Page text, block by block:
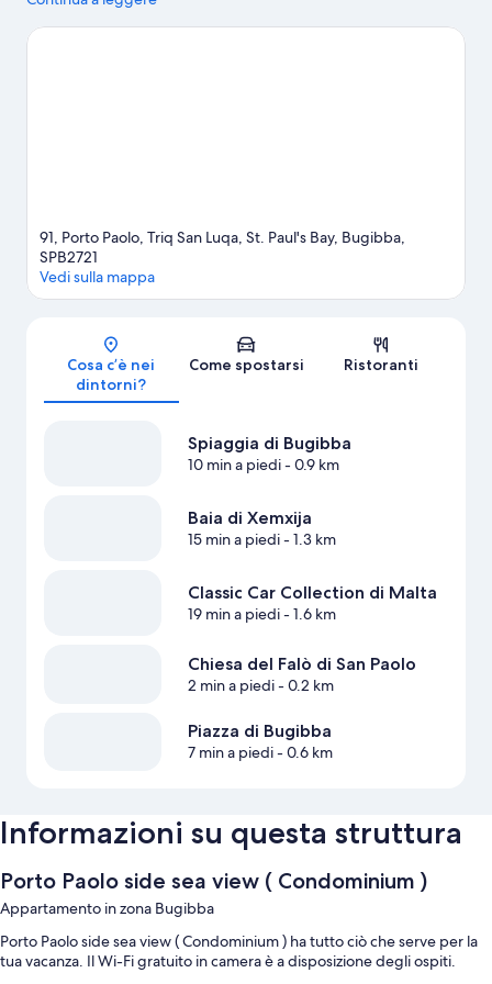
Parisio e giardini e Giardini di San Anton meritano una visita.
91, Porto Paolo, Triq San Luqa, St. Paul's Bay, Bugibba,
SPB2721
Vedi sulla mappa
Cosa c’è nei
dintorni?
Come spostarsi Ristoranti
Spiaggia di Bugibba
10 min a piedi- 0.9 km
Baia di Xemxija
15 min a piedi- 1.3 km
Classic Car Collection di Malta
19 min a piedi- 1.6 km
Chiesa del Falò di San Paolo
2 min a piedi- 0.2 km
Piazza di Bugibba
7 min a piedi- 0.6 km
Informazioni su questa struttura
Porto Paolo side sea view ( Condominium )
Appartamento in zona Bugibba
Porto Paolo side sea view ( Condominium ) ha tutto ciò che serve per la
tua vacanza. Il Wi-Fi gratuito in camera è a disposizione degli ospiti.